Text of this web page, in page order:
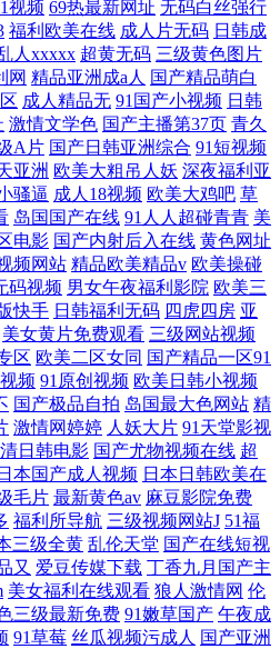
视频 69热最新网址 无码白丝强行
福利欧美在线 成人片无码 日韩成
人xxxxx 超黄无码 三级黄色图片
网 精品亚洲成a人 国产精品萌白
成人精品无 91国产小视频 日韩
激情文学色 国产主播第37页 青久
A片 国产日韩亚洲综合 91短视频
亚洲 欧美大粗吊人妖 深夜福利亚
骚逼 成人18视频 欧美大鸡吧 草
岛国国产在线 91人人超碰青青 美
电影 国产内射后入在线 黄色网址
频网站 精品欧美精品v 欧美操碰
码视频 男女午夜福利影院 欧美三
快手 日韩福利无码 四虎四房 亚
美女黄片免费观看 三级网站视频
区 欧美二区女同 国产精品一区91
频 91原创视频 欧美日韩小视频
国产极品自拍 岛国最大色网站 精
激情网婷婷 人妖大片 91天堂影视
日韩电影 国产尤物视频在线 超
日本国产成人视频 日本日韩欧美在
毛片 最新黄色av 麻豆影院免费
福利所导航 三级视频网站J 51福
三级全黄 乱伦天堂 国产在线短视
又 爱豆传媒下载 丁香九月国产主
美女福利在线观看 狼人激情网 伦
三级最新免费 91嫩草国产 午夜成
91草莓 丝瓜视频污成人 国产亚洲